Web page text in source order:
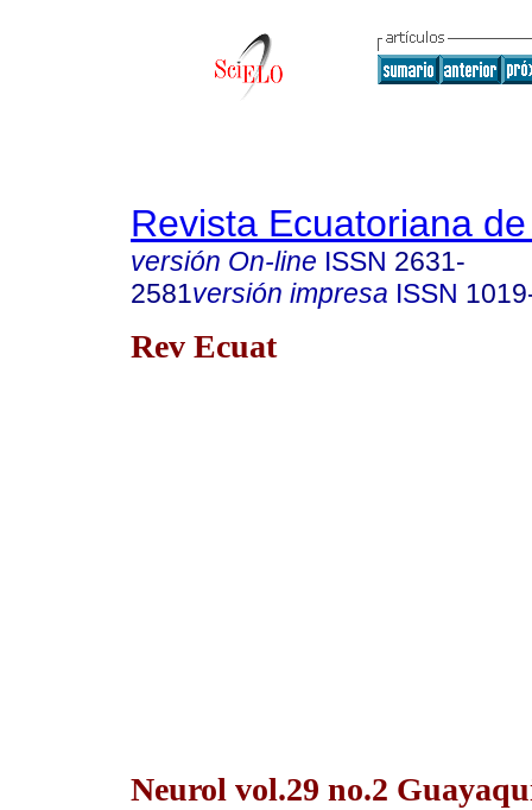
Revista Ecuatoriana
versión On-line ISSN 2631-
2581versión impresa ISSN
Rev Ecuat
Neurol vol.29 no.2